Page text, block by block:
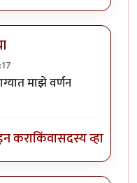
byकपिलमुनी
माझे वर्णन
कराकिंवासदस्य व्हा